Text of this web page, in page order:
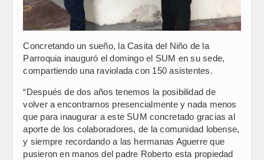
Concretando un sueño, la Casita del Niño de la
Parroquia inauguró el domingo el SUM en su sede,
compartiendo una raviolada con 150 asistentes.
“Después de dos años tenemos la posibilidad de
volver a encontrarnos presencialmente y nada menos
que para inaugurar a este SUM concretado gracias al
aporte de los colaboradores, de la comunidad lobense,
y siempre recordando a las hermanas Aguerre que
pusieron en manos del padre Roberto esta propiedad